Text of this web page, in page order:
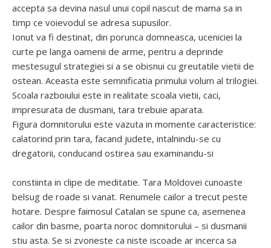
accepta sa devina nasul unui copil nascut de mama sa in
timp ce voievodul se adresa supusilor.
Ionut va fi destinat, din porunca domneasca, uceniciei la
curte pe langa oamenii de arme, pentru a deprinde
mestesugul strategiei si a se obisnui cu greutatile vietii de
ostean. Aceasta este semnificatia primului volum al trilogiei.
Scoala razboiului este in realitate scoala vietii, caci,
impresurata de dusmani, tara trebuie aparata.
Figura domnitorului este vazuta in momente caracteristice:
calatorind prin tara, facand judete, intalnindu-se cu
dregatorii, conducand ostirea sau examinandu-si
constiinta in clipe de meditatie. Tara Moldovei cunoaste
belsug de roade si vanat. Renumele cailor a trecut peste
hotare. Despre faimosul Catalan se spune ca, asemenea
cailor din basme, poarta noroc domnitorului – si dusmanii
stiu asta. Se si zvoneste ca niste iscoade ar incerca sa